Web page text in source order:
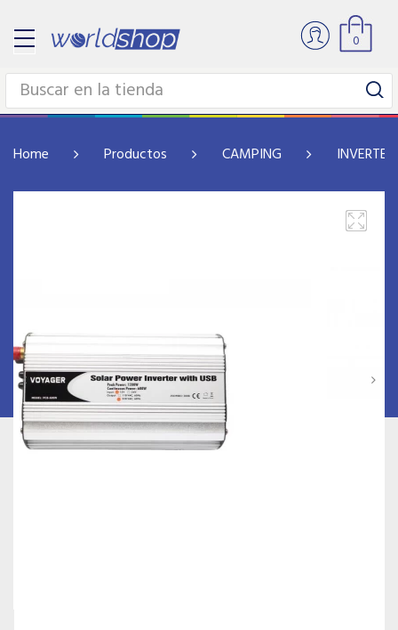
0
Home Productos CAMPING INVERTER